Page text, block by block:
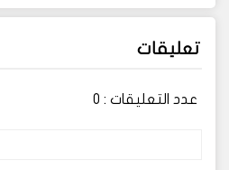
تعليقات
عدد التعليقات : 0